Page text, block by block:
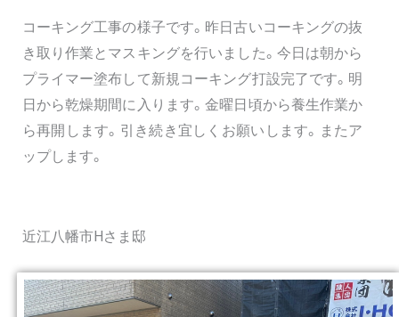
コーキング工事の様子です。昨日古いコーキングの抜
き取り作業とマスキングを行いました。今日は朝から
プライマー塗布して新規コーキング打設完了です。明
日から乾燥期間に入ります。金曜日頃から養生作業か
ら再開します。引き続き宜しくお願いします。またア
ップします。
近江八幡市Hさま邸